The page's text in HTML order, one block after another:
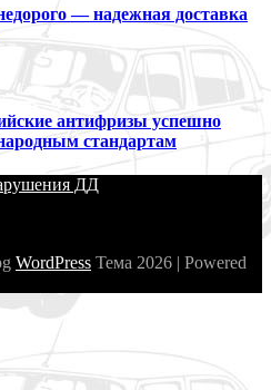
— надежная доставка
антифризы успешно
стандартам
ДД
WordPress Тема 2026 | Powered